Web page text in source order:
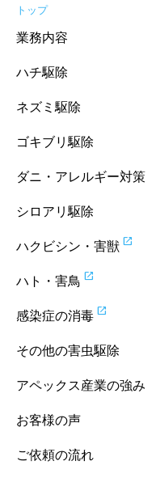
トップ
業務内容
ハチ駆除
ネズミ駆除
ゴキブリ駆除
ダニ・アレルギー対策
シロアリ駆除
ハクビシン・害獣 open_in_new
ハト・害鳥 open_in_new
感染症の消毒 open_in_new
その他の害虫駆除
アペックス産業の強み
お客様の声
ご依頼の流れ